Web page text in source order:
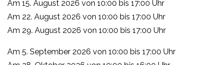
Am 15. August 2026 von 10:00 bis 17:00 Uhr
Am 22. August 2026 von 10:00 bis 17:00 Uhr
Am 29. August 2026 von 10:00 bis 17:00 Uhr
Am 5. September 2026 von 10:00 bis 17:00 Uhr